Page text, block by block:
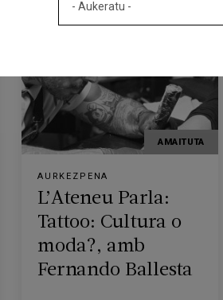
AMAITUTA
AURKEZPENA
L’Ateneu Parla:
Tattoo: Cultura o
moda?, amb
Fernando Ballesta